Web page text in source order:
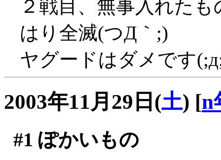
２戦目、無事入れた
はり全滅(つД｀;)
ヤグードはダメです
2003年11月29日(土) [n
#1 ぽかいもの